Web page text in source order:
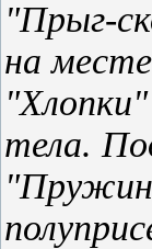
"Прыг-
на
тела.